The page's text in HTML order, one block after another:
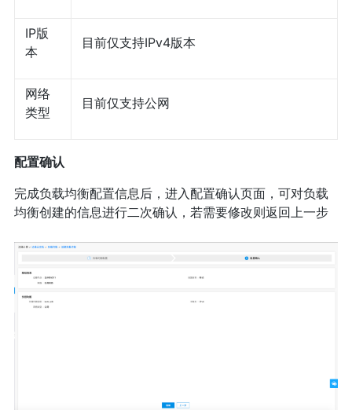
IP版
本
目前仅支持IPv4版本
网络
类型
目前仅支持公网
配置确认
完成负载均衡配置信息后，进入配置确认页面，可对负载
均衡创建的信息进行二次确认，若需要修改则返回上一步